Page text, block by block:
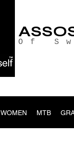
Of
WOMEN MTB